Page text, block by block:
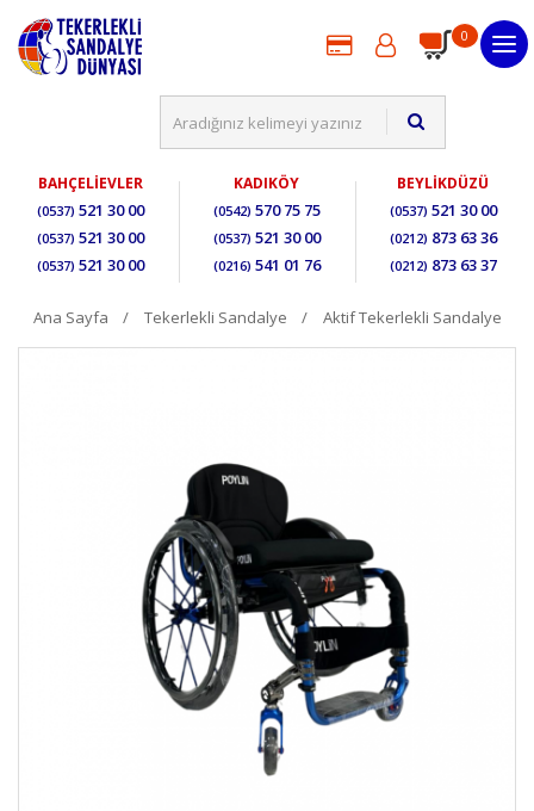
0
BAHÇELİEVLER
(0537) 521 30 00
(0537) 521 30 00
(0537) 521 30 00
KADIKÖY
(0542) 570 75 75
(0537) 521 30 00
(0216) 541 01 76
BEYLİKDÜZÜ
(0537) 521 30 00
(0212) 873 63 36
(0212) 873 63 37
Ana Sayfa Tekerlekli Sandalye Aktif Tekerlekli Sandalye